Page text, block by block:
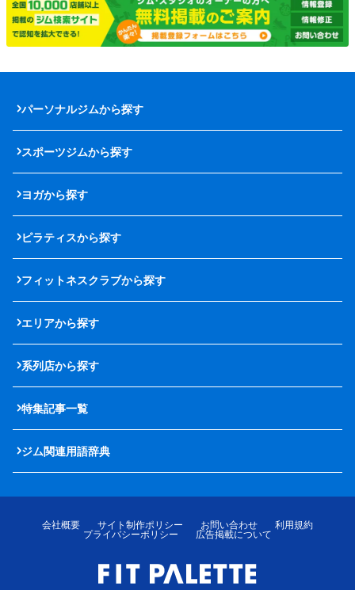
パーソナルジムから探す
スポーツジムから探す
ヨガから探す
ピラティスから探す
フィットネスクラブから探す
エリアから探す
系列店から探す
特集記事一覧
ジム関連用語辞典
会社概要 サイト制作ポリシー お問い合わせ
利用規約
プライバシーポリシー
広告掲載について